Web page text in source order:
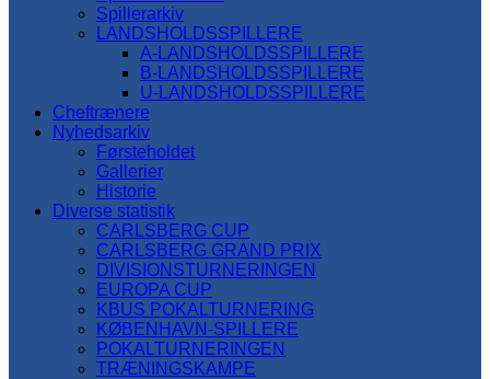
Spillerarkiv
LANDSHOLDSSPILLERE
A-LANDSHOLDSSPILLERE
B-LANDSHOLDSSPILLERE
U-LANDSHOLDSSPILLERE
Cheftrænere
Nyhedsarkiv
Førsteholdet
Gallerier
Historie
Diverse statistik
CARLSBERG CUP
CARLSBERG GRAND PRIX
DIVISIONSTURNERINGEN
EUROPA CUP
KBUS POKALTURNERING
KØBENHAVN-SPILLERE
POKALTURNERINGEN
TRÆNINGSKAMPE